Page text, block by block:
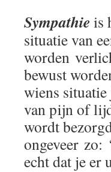
Sympathie is
situatie van
worden
bewust
wiens
van pijn of
wordt
ongeveer zo:
echt dat je er